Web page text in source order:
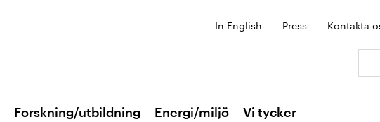
In English Press Kontakta
Forskning/utbildning Energi/miljö Vi tycker